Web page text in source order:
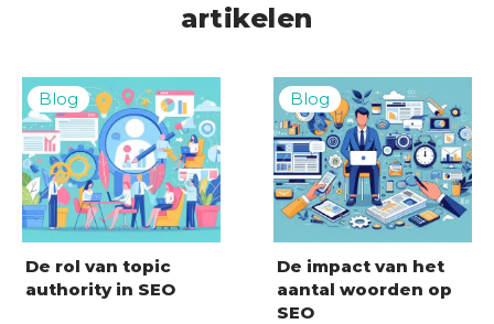
artikelen
De rol van topic
authority in SEO
De impact van het
aantal woorden op
SEO